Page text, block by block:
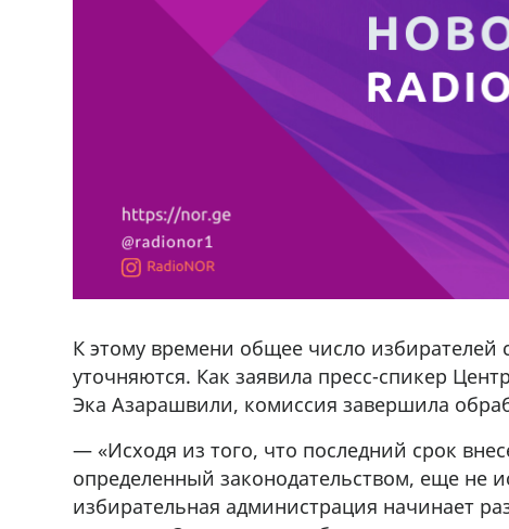
К этому времени общее число избирателей
уточняются. Как заявила пресс-спикер
Эка Азарашвили, комиссия завершила
— «Исходя из того, что последний срок
определенный законодательством, еще не
избирательная администрация начинает